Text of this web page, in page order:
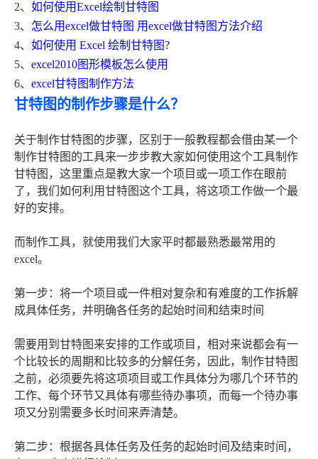
2、 如何使用Excel绘制甘特图
3、 怎么用excel做甘特图 用excel做甘特图方法介绍
4、 如何使用 Excel 绘制甘特图?
5、 excel2010图形模板怎么使用
6、 excel甘特图制作方法
甘特图的制作步骤是什么？
关于制作甘特图的步骤，区别于一般教程都会借由某一个
制作甘特图的工具来一步步教大家如何使用这个工具制作
甘特图，这里重点是教大家一个项目或一项工作在眼前
了，我们如何利用甘特图这个工具，将这项工作做一个最
好的安排。
而制作工具，就使用我们大家平时都最熟悉最常用的
excel。
第一步：将一个项目或一件相对复杂和有难度的工作拆解
成具体任务，并明确各任务的起始时间和结束时间
需要用到甘特图来安排的工作或项目，相对来说都会有一
个比较长的周期和比较多的分解任务，因此，制作甘特图
之前，必须要先将这项项目或工作具体分为哪几个环节的
工作、每个环节又具体有哪些待办事项，而每一个待办事
项又分别需要多长时间来弄清楚。
第二步：根据各具体任务及任务的起始时间及结束时间，